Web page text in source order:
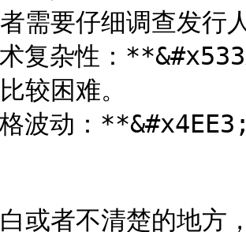
需要仔细调查发行
杂性：
较困难。
动：**&#x4EE3;
或者不清楚的地方